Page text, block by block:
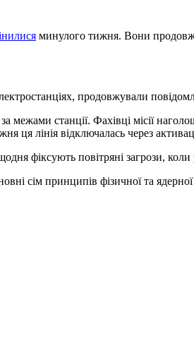
минулого тижня. Вони
продовжували
станції. Фахівці місії
ця лінія відключалась через
повітряні загрози, коли
сім принципів фізичної та